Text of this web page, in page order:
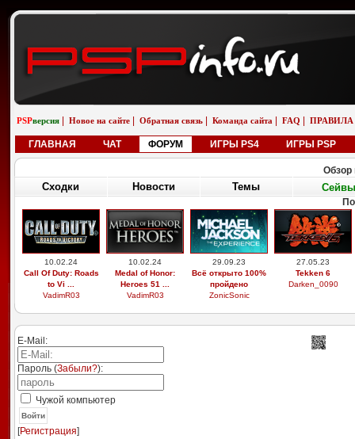
PSPверсия Новое на сайте Обратная связь Команда сайта FAQ ПРАВИЛА
ГЛАВНАЯ ЧАТ ФОРУМ ИГРЫ PS4 ИГРЫ PSP
Обзор
Сходки Новости Темы Сейвы
10.02.24
Call Of Duty: Roads
to Vi ...
VadimR03
10.02.24
Medal of Honor:
Heroes 51 ...
VadimR03
29.09.23
Всё открыто 100%
пройдено
ZonicSonic
27.05.23
Tekken 6
Darken_0090
E-Mail:
Пароль (Забыли?):
Чужой компьютер
Войти
[Регистрация]